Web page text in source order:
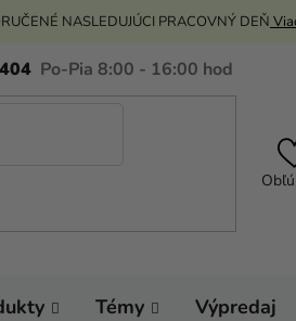
NASLEDUJÚCI PRACOVNÝ DEŇ
Témy Výpredaj